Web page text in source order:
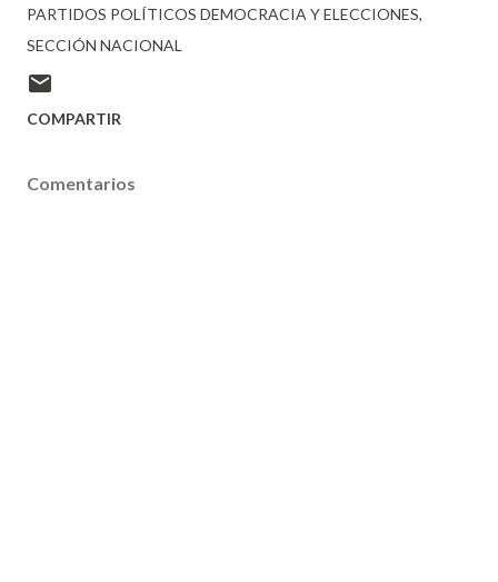
PARTIDOS POLÍTICOS DEMOCRACIA Y ELECCIONES
SECCIÓN NACIONAL
COMPARTIR
Comentarios